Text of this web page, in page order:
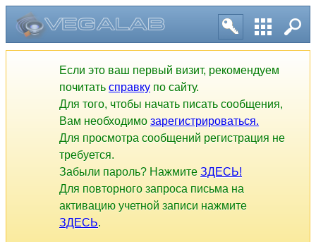
Если это ваш первый визит, рекомендуем
почитать справку по сайту.
Для того, чтобы начать писать сообщения,
Вам необходимо зарегистрироваться.
Для просмотра сообщений регистрация не
требуется.
Забыли пароль? Нажмите ЗДЕСЬ!
Для повторного запроса письма на
активацию учетной записи нажмите
ЗДЕСЬ.